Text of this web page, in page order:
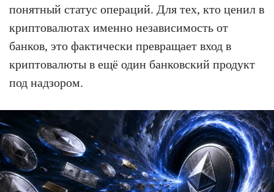
понятный статус операций. Для тех, кто ценил в
криптовалютах именно независимость от
банков, это фактически превращает вход в
криптовалюты в ещё один банковский продукт
под надзором.